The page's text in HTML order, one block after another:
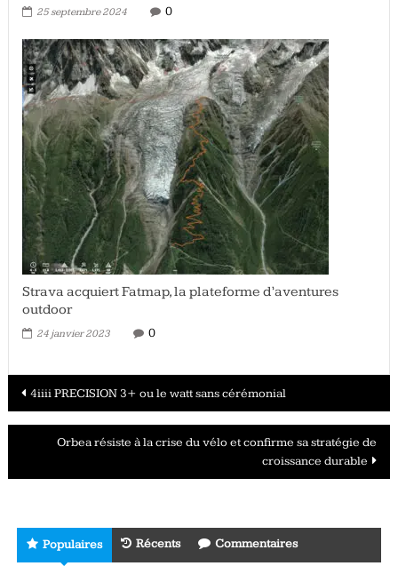
25 septembre 2024 0
Strava acquiert Fatmap, la plateforme d’aventures
outdoor
24 janvier 2023 0
Navigation
des
articles
4iiii PRECISION 3+ ou le watt sans cérémonial
Orbea résiste à la crise du vélo et confirme sa stratégie de
croissance durable
Populaires Récents Commentaires